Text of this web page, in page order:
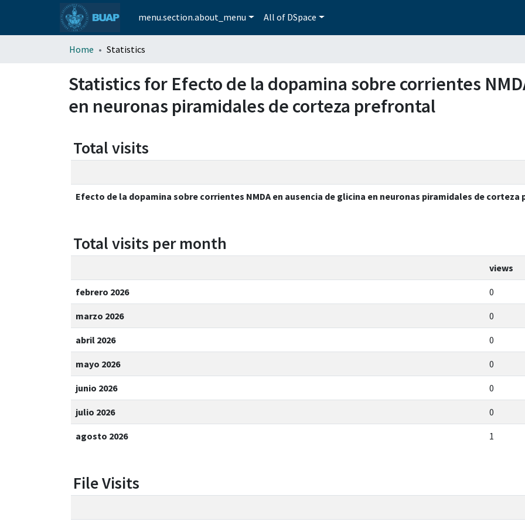
menu.section.about_menu All of DSpace
Home Statistics
Statistics for Efecto de la dopamina sobre corrientes
en neuronas piramidales de corteza prefrontal
Total visits
Efecto de la dopamina sobre corrientes NMDA en ausencia de glicina en neuronas piramidales de
Total visits per month
views
febrero 2026 0
marzo 2026 0
abril 2026 0
mayo 2026 0
junio 2026 0
julio 2026 0
agosto 2026 1
File Visits